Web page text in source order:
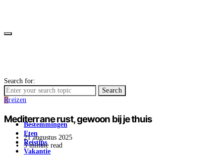
Bestemmingen
Eten
Reistips
Vakantie
Search for:
Search
Rreizen
Mediterrane rust, gewoon bij je thuis
21 augustus 2025
3 minute read